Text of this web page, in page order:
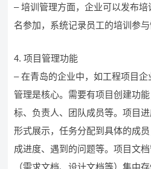
– 培训管理方面，企业可以发布
名参加，系统记录员工的培训参与
4. 项目管理功能
– 在青岛的企业中，如工程项目
管理是核心。需要有项目创建功
标、负责人、团队成员等。项目
形式展示，任务分配到具体的成
成进度、遇到的问题等。项目文
（需求文档、设计文档等）集中